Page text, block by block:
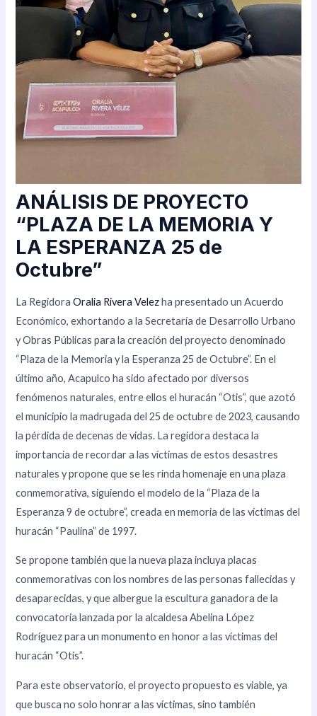
ANÁLISIS DE PROYECTO
“PLAZA DE LA MEMORIA Y
LA ESPERANZA 25 de
Octubre”
La RegidoraOralia Rivera Velezha presentado un Acuerdo
Económico, exhortando a la Secretaría de Desarrollo Urbano
y Obras Públicas para la creación del proyecto denominado
“Plaza de la Memoria y la Esperanza 25 de Octubre”. En el
último año, Acapulco ha sido afectado por diversos
fenómenos naturales, entre ellos el huracán “Otis”, que azotó
el municipio la madrugada del 25 de octubre de 2023, causando
la pérdida de decenas de vidas. La regidora destaca la
importancia de recordar a las víctimas de estos desastres
naturales y propone que se les rinda homenaje en una plaza
conmemorativa, siguiendo el modelo de la “Plaza de la
Esperanza 9 de octubre”, creada en memoria de las víctimas del
huracán “Paulina” de 1997.
Se propone también que la nueva plaza incluya placas
conmemorativas con los nombres de las personas fallecidas y
desaparecidas, y que albergue la escultura ganadora de la
convocatoria lanzada por la alcaldesa Abelina López
Rodríguez para un monumento en honor a las víctimas del
huracán “Otis”.
Para este observatorio, el proyecto propuesto es viable, ya
que busca no solo honrar a las víctimas, sino también